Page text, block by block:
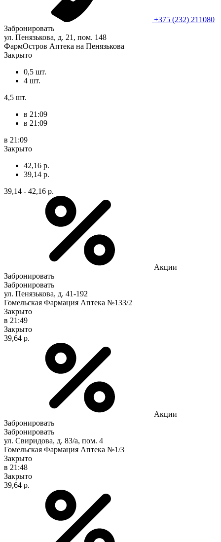
+375 (232) 211080
Забронировать
ул. Пенязькова, д. 21, пом. 148
ФармОстров Аптека на Пенязькова
Закрыто
0,5 шт.
4 шт.
4,5 шт.
в 21:09
в 21:09
в 21:09
Закрыто
42,16 р.
39,14 р.
39,14 - 42,16 р.
Акции
Забронировать
Забронировать
ул. Пенязькова, д. 41-192
Гомельская Фармация Аптека №133/2
Закрыто
в 21:49
Закрыто
39,64 р.
Акции
Забронировать
Забронировать
ул. Свиридова, д. 83/а, пом. 4
Гомельская Фармация Аптека №1/3
Закрыто
в 21:48
Закрыто
39,64 р.